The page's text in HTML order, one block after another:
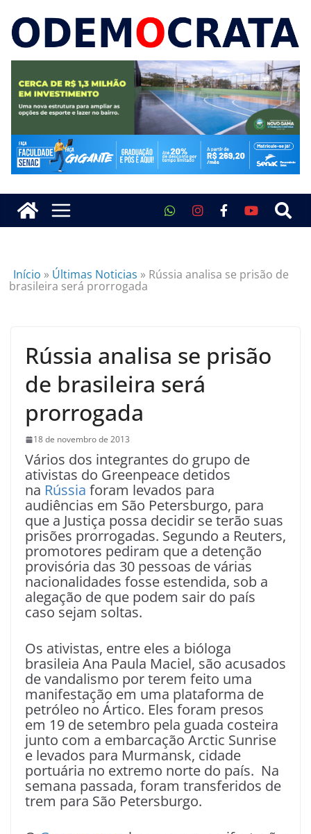
Início » Últimas Noticias » Rússia analisa se prisão de
brasileira será prorrogada
Rússia analisa se prisão
de brasileira será
prorrogada
18 de novembro de 2013
Vários dos integrantes do grupo de
ativistas do Greenpeace detidos
na Rússia foram levados para
audiências em São Petersburgo, para
que a Justiça possa decidir se terão suas
prisões prorrogadas. Segundo a Reuters,
promotores pediram que a detenção
provisória das 30 pessoas de várias
nacionalidades fosse estendida, sob a
alegação de que podem sair do país
caso sejam soltas.
Os ativistas, entre eles a bióloga
brasileia Ana Paula Maciel, são acusados
de vandalismo por terem feito uma
manifestação em uma plataforma de
petróleo no Ártico. Eles foram presos
em 19 de setembro pela guada costeira
junto com a embarcação Arctic Sunrise
e levados para Murmansk, cidade
portuária no extremo norte do país. Na
semana passada, foram transferidos de
trem para São Petersburgo.